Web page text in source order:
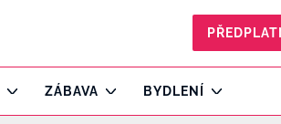
ZÁBAVA BYDLENÍ